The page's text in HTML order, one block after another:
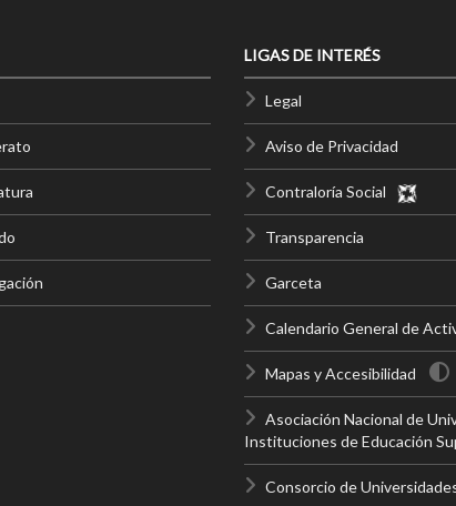
LIGAS DE INTERÉS
Legal
Aviso de Privacidad
Contraloría Social
Transparencia
Garceta
Calendario General de
Mapas y Accesibilidad
Asociación Nacional de
Instituciones de Educación
Consorcio de